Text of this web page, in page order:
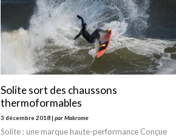
Solite sort des chaussons
thermoformables
3 décembre 2018 | par Makrome
Solite : une marque haute-performance Conçue